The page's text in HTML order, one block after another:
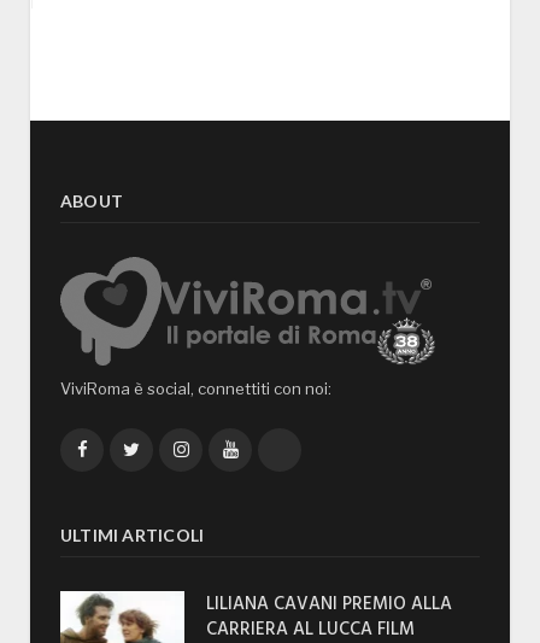
ABOUT
ViviRoma è social, connettiti con noi:
FacebookTwitterInstagramYouTube
ULTIMI ARTICOLI
LILIANA CAVANI PREMIO ALLA
CARRIERA AL LUCCA FILM